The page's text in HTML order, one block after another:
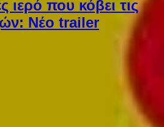
ιερό που κόβει τις
Νέο trailer